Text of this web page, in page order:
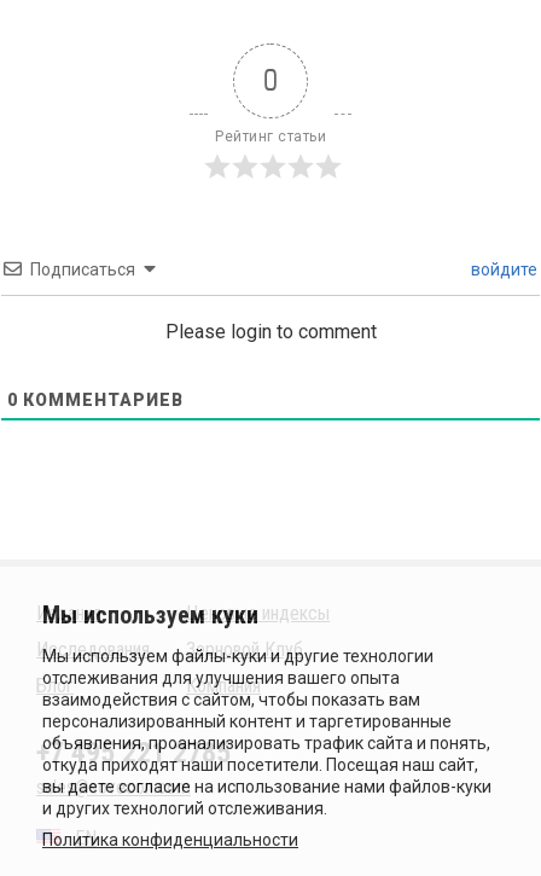
0
Рейтинг статьи
Подписаться войдите
Please login to comment
0 КОММЕНТАРИЕВ
Издания
Исследования
Блог
Ценовые индексы
Зерновой Клуб
Компания
+7 495 221 2785
sales@sovecon.com
EN
Политика конфиденциальности